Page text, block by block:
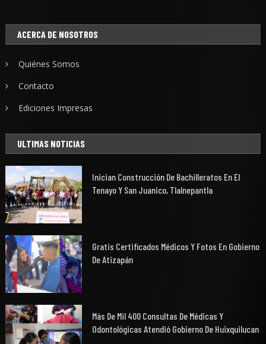
ACERCA DE NOSOTROS
Quiénes Somos
Contacto
Ediciones Impresas
ULTIMAS NOTICIAS
Inician Construcción De Bachilleratos En El
Tenayo Y San Juanico, Tlalnepantla
Gratis Certificados Médicos Y Fotos En Gobierno
De Atizapán
Más De Mil 400 Consultas De Médicas Y
Odontológicas Atendió Gobierno De Huixquilucan